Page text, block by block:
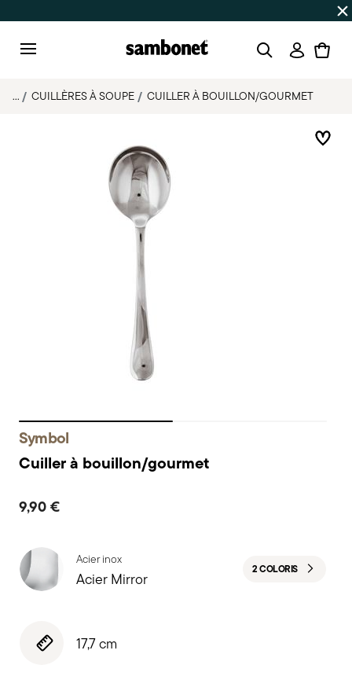
Jusqu'à 50% de réduction sur une
... CUILLÈRES À SOUPE CUILLER À BOUILLON/GOURMET
Symbol
Cuiller à bouillon/gourmet
9,90 €
Acier inox
Acier Mirror 2 COLORIS
17,7 cm